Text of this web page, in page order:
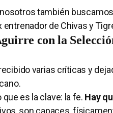
también buscamos
de Chivas y
con la
varias críticas y
es la clave: la fe. Hay
son capaces,